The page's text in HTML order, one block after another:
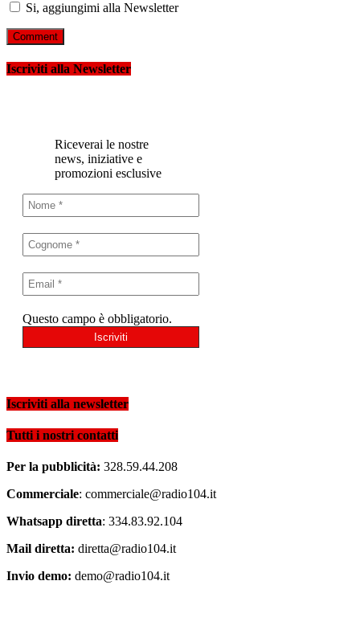
Si, aggiungimi alla Newsletter
Iscriviti alla Newsletter
Riceverai le nostre
news, iniziative e
promozioni esclusive
Questo campo è obbligatorio.
Iscriviti alla newsletter
Tutti i nostri contatti
Per la pubblicità: 328.59.44.208
Commerciale: commerciale@radio104.it
Whatsapp diretta: 334.83.92.104
Mail diretta: diretta@radio104.it
Invio demo: demo@radio104.it